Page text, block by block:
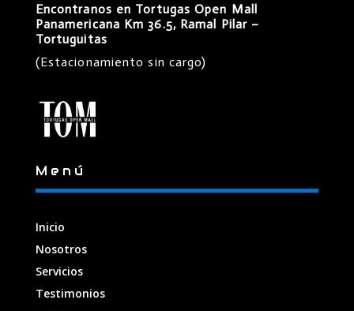
Encontranos en Tortugas Open Mall
Panamericana Km 36.5, Ramal Pilar –
Tortuguitas
(Estacionamiento sin cargo)
Menú
Inicio
Nosotros
Servicios
Testimonios